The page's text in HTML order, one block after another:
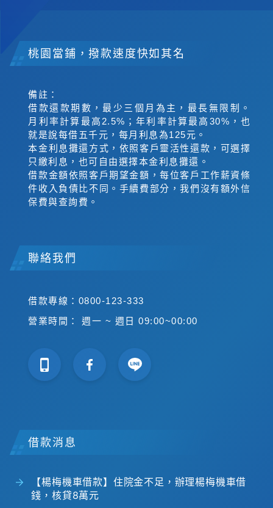
桃園當鋪，撥款速度快如其名
備註：
借款還款期數，最少三個月為主，最長無限制。
月利率計算最高2.5%；年利率計算最高30%，也
就是說每借五千元，每月利息為125元。
本金利息攤還方式，依照客戶靈活性還款，可選擇
只繳利息，也可自由選擇本金利息攤還。
借款金額依照客戶期望金額，每位客戶工作薪資條
件收入負債比不同。手續費部分，我們沒有額外信
保費與查詢費。
聯絡我們
借款專線：0800-123-333
營業時間： 週一 ~ 週日 09:00~00:00
借款消息
【楊梅機車借款】住院金不足，辦理楊梅機車借
錢，核貸8萬元